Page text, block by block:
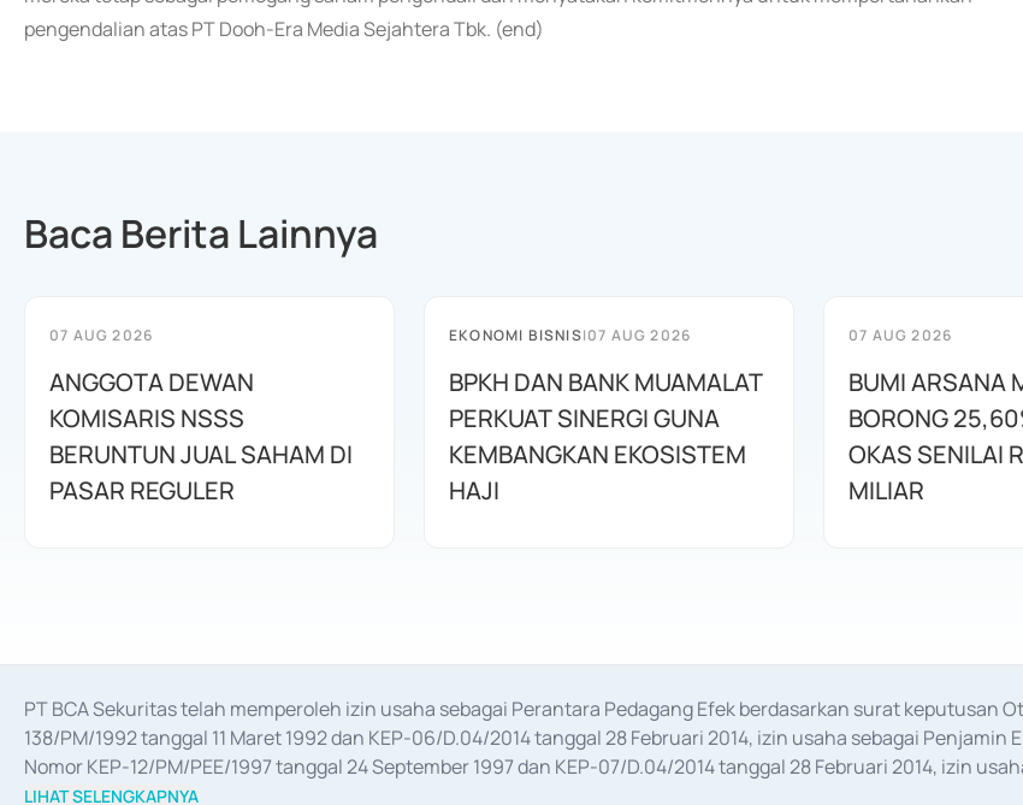
pengendalian atas PT Dooh-Era Media Sejahtera Tbk. (end)
Baca Berita Lainnya
07 AUG 2026
ANGGOTA DEWAN
KOMISARIS NSSS
BERUNTUN JUAL SAHAM DI
PASAR REGULER
EKONOMI BISNIS|07 AUG 2026
BPKH DAN BANK MUAMALAT
PERKUAT SINERGI GUNA
KEMBANGKAN EKOSISTEM
HAJI
07 AUG 2026
BUMI ARSANA
BORONG
OKAS SENILAI
MILIAR
PT BCA Sekuritas telah memperoleh izin usaha sebagai Perantara Pedagang Efek berdasarkan surat keputusan
138/PM/1992 tanggal 11 Maret 1992 dan KEP-06/D.04/2014 tanggal 28 Februari 2014, izin usaha sebagai
Nomor KEP-12/PM/PEE/1997 tanggal 24 September 1997 dan KEP-07/D.04/2014 tanggal 28 Februari 2014, izin
merger, akuisisi, divestasi, dan
LIHAT SELENGKAPNYA